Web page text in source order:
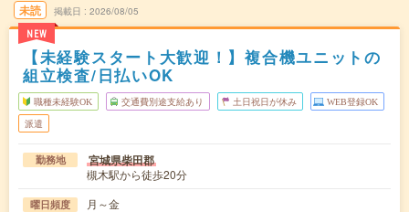
未読
NEW
掲載日 2026/08/05
【未経験スタート大歓迎！】複合機ユニットの
組立検査/日払いOK
職種未経験OK 交通費別途支給あり 土日祝日が休み WEB登録OK
派遣
勤務地 宮城県柴田郡
槻木駅から徒歩20分
曜日頻度 月～金